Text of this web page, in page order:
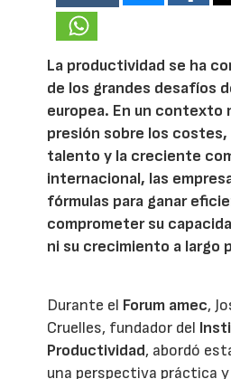
La productividad se ha
de los grandes desafíos
europea. En un contexto
presión sobre los costes,
talento y la creciente
internacional, las
fórmulas para ganar
comprometer su
ni su crecimiento a largo
Durante el Forum amec,
Cruelles, fundador del
Productividad, abordó
una perspectiva práctica